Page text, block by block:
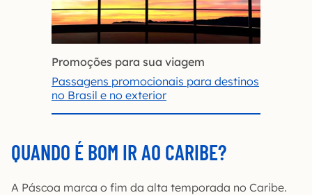
Promoções para sua viagem
Passagens promocionais para destinos
no Brasil e no exterior
QUANDO É BOM IR AO CARIBE?
A Páscoa marca o fim da alta temporada no Caribe.